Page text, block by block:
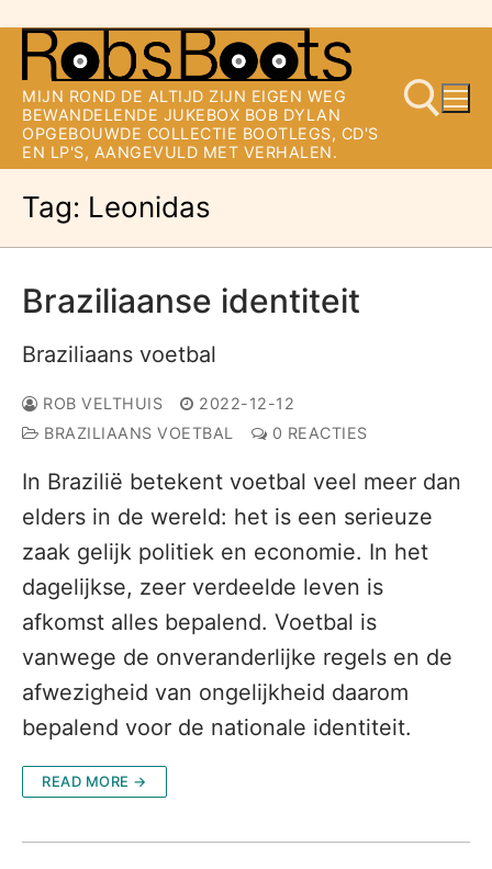
naar
de
inhoud
MIJN ROND DE ALTIJD ZIJN EIGEN WEG
BEWANDELENDE JUKEBOX BOB DYLAN
OPGEBOUWDE COLLECTIE BOOTLEGS, CD'S
EN LP'S, AANGEVULD MET VERHALEN.
Zoeken naar:
Tag: Leonidas
Braziliaanse identiteit
Braziliaans voetbal
ROB VELTHUIS
2022-12-12
BRAZILIAANS VOETBAL
0 REACTIES
In Brazilië betekent voetbal veel meer dan
elders in de wereld: het is een serieuze
zaak gelijk politiek en economie. In het
dagelijkse, zeer verdeelde leven is
afkomst alles bepalend. Voetbal is
vanwege de onveranderlijke regels en de
afwezigheid van ongelijkheid daarom
bepalend voor de nationale identiteit.
READ MORE →